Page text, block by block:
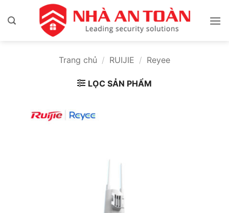
qua
Trang chủ / RUIJIE / Reyee
LỌC SẢN PHẨM